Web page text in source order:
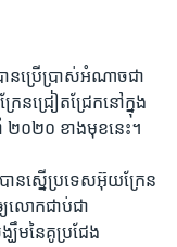
ប្រើប្រាស់​អំណាច​ជា​
ែន​ជ្រៀតជ្រែក​នៅ​ក្នុង​
ាំ ២០២០ ខាង​មុខ​នេះ។
ន​ស្នើ​ប្រទេស​អ៊ុយក្រែន​
យ​លោក​ជាប់​ជា​
ម​នៃ​គូ​ប្រជែង​